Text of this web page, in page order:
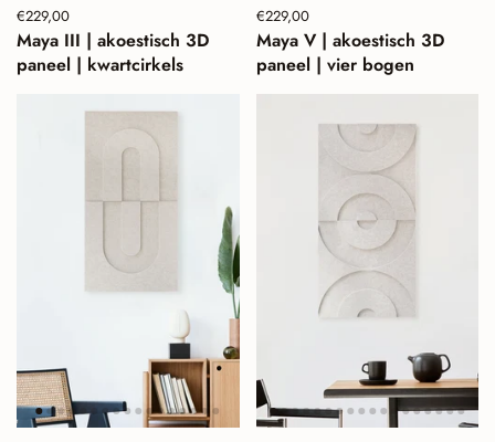
Prijs:
€229,00
Maya III | akoestisch 3D
paneel | kwartcirkels
Prijs:
€229,00
Maya V | akoestisch 3D
paneel | vier bogen